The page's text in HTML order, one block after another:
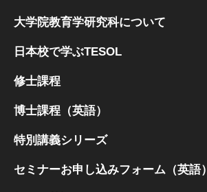
大学院教育学研究科について
日本校で学ぶTESOL
修士課程
博士課程（英語）
特別講義シリーズ
セミナーお申し込みフォーム（英語）